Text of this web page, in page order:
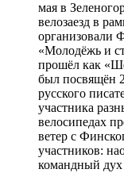
мая в
велозаезд в
организовали
«Молодёжь и
прошёл как
был посвящён
русского
участника
велосипедах
ветер с
участников:
командный дух